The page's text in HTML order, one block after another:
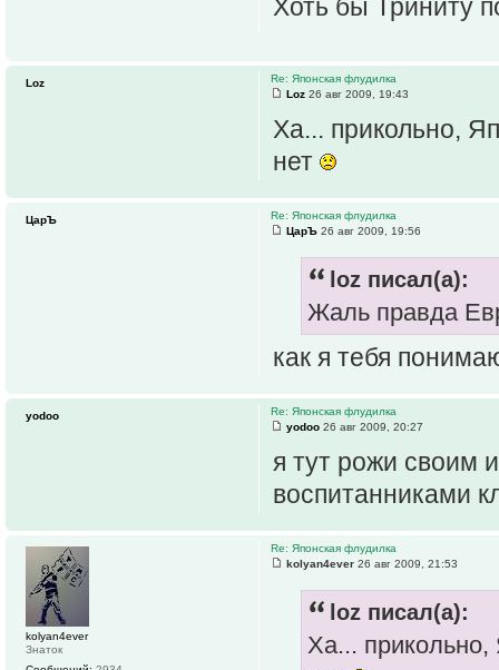
Хоть бы Триниту
Re: Японская флудилка
Loz 26 авг 2009, 19:43
Ха... прикольно,
нет
Loz
Re: Японская флудилка
ЦарЪ 26 авг 2009, 19:56
loz писал(а):
Жаль правда
как я тебя
ЦарЪ
Re: Японская флудилка
yodoo 26 авг 2009, 20:27
я тут рожи своим
воспитанниками
yodoo
Re: Японская флудилка
kolyan4ever 26 авг 2009, 21:53
loz писал(а):
Ха...
kolyan4ever
Знаток